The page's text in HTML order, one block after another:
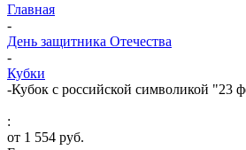
Главная
-
День защитника Отечества
-
Кубки
-Кубок с российской символикой "23
:
от 1 554 руб.